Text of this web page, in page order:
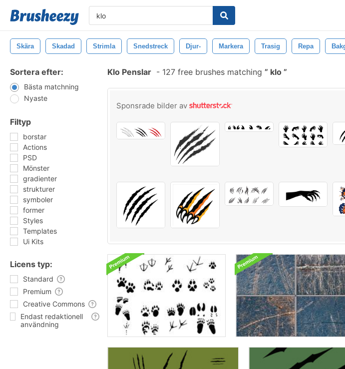
Skära Skadad Strimla Snedstreck Djur- Markera Trasig Repa
Sortera efter:
Bästa matchning
Nyaste
Filtyp
borstar
Actions
PSD
Mönster
gradienter
strukturer
symboler
former
Styles
Templates
Ui Kits
Licens typ:
Standard
Premium
Creative Commons
Endast redaktionell
användning
Klo Penslar - 127 free brushes matching klo
Sponsrade bilder av